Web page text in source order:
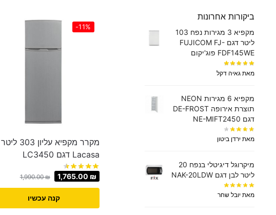
-11%
מקרר ‏מקפיא עליון 303 ‏ליטר
Lacasa ‏דגם LC3450
1,990.00₪ 1,765.00 ₪
קנה עכשיו
ביקורות אחרונות
מקפיא 3 מגירות נפח 103
ליטר דגם FUJICOM FJ-
FDF145WE פוג'יקום
מאת גאיה דקל
מקפיא 6 מגירות NEON
תוצרת אירופה DE-FROST
דגם NE-MIFT2450
מאת ירדן ביטון
מיקרוגל דיגיטלי בנפח 20
ליטר לבן דגם NAK-20LDW
מאת יובל שחר